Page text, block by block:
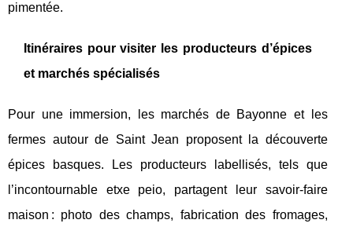
pimentée.
Itinéraires pour visiter les producteurs d’épices
et marchés spécialisés
Pour une immersion, les marchés de Bayonne et les
fermes autour de Saint Jean proposent la découverte
épices basques. Les producteurs labellisés, tels que
l’incontournable etxe peio, partagent leur savoir-faire
maison : photo des champs, fabrication des fromages,